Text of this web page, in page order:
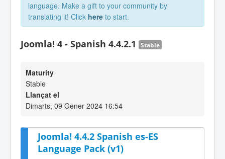
language. Make a gift to your community by
translating it! Click here to start.
Joomla! 4 - Spanish 4.4.2.1 Stable
Maturity
Stable
Llançat el
Dimarts, 09 Gener 2024 16:54
Joomla! 4.4.2 Spanish es-ES
Language Pack (v1)